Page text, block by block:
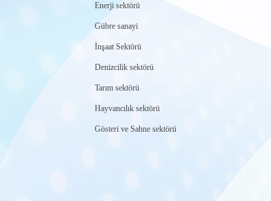
Enerji sektörü
Gübre sanayi
İnşaat Sektörü
Denizcilik sektörü
Tarım sektörü
Hayvancılık sektörü
Gösteri ve Sahne sektörü